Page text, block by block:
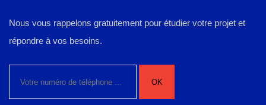
Nous vous rappelons gratuitement pour étudier votre projet et
répondre à vos besoins.